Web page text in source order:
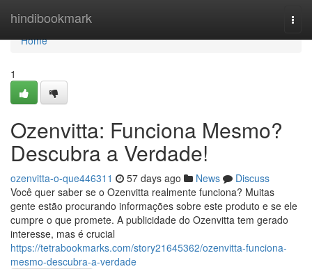
hindibookmark
Home
Home
1
Ozenvitta: Funciona Mesmo?
Descubra a Verdade!
ozenvitta-o-que446311 57 days ago News
Discuss
Você quer saber se o Ozenvitta realmente funciona? Muitas
gente estão procurando informações sobre este produto e se ele
cumpre o que promete. A publicidade do Ozenvitta tem gerado
interesse, mas é crucial
https://tetrabookmarks.com/story21645362/ozenvitta-funciona-
mesmo-descubra-a-verdade